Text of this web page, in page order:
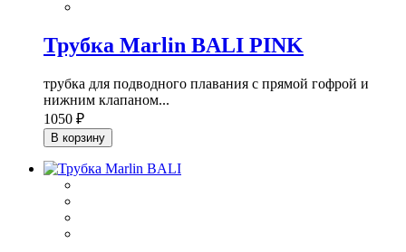
Трубка Marlin BALI PINK
трубка для подводного плавания с прямой гофрой и
нижним клапаном...
1050 ₽
В корзину